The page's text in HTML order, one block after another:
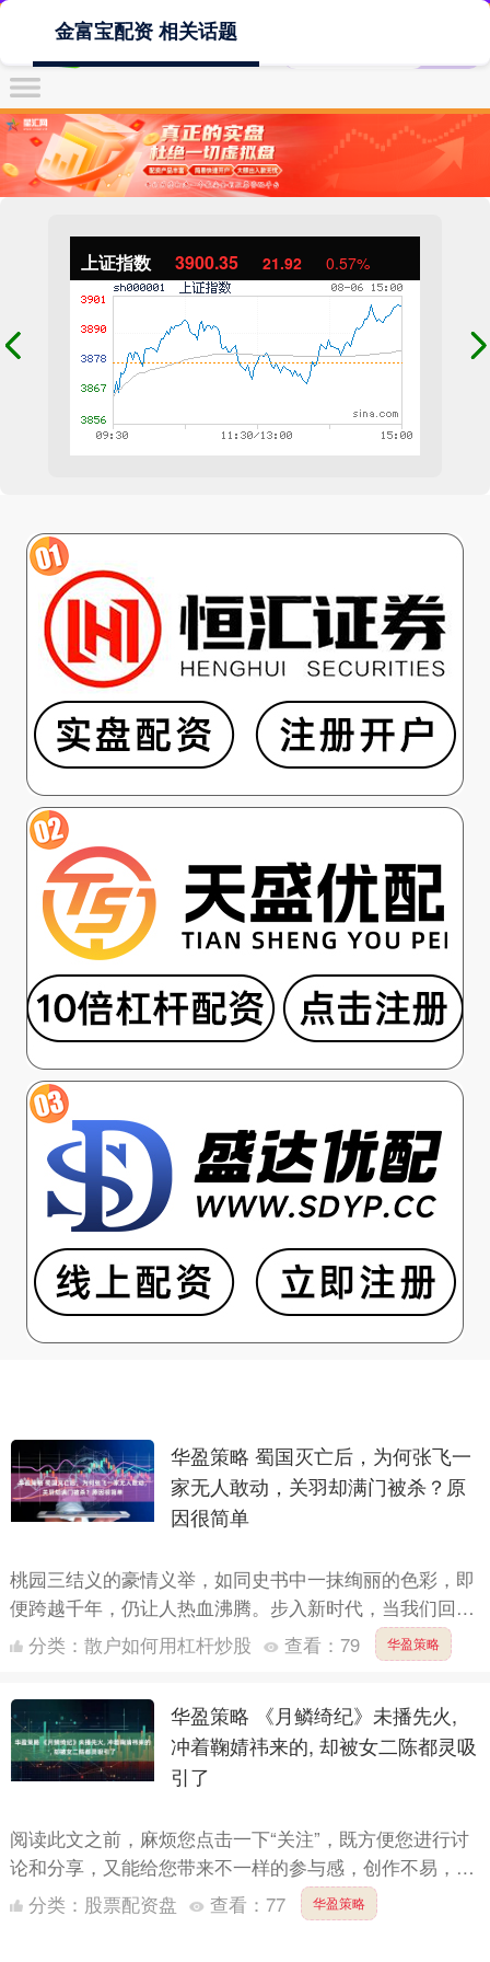
上证指数 3900.35 21.92 0.57%
金富宝配资 相关话题
华盈策略 蜀国灭亡后，为何张飞一
家无人敢动，关羽却满门被杀？原
因很简单
桃园三结义的豪情义举，如同史书中一抹绚丽的色彩，即
便跨越千年，仍让人热血沸腾。步入新时代，当我们回望
那纷繁复杂的历史洪流，不禁更为钦佩刘备、关羽、张飞
所营造的蜀....
分类： 散户如何用杠杆炒股 查看： 79 华盈策略
华盈策略 《月鳞绮纪》未播先火,
冲着鞠婧祎来的, 却被女二陈都灵吸
引了
阅读此文之前，麻烦您点击一下“关注”，既方便您进行讨
论和分享，又能给您带来不一样的参与感，创作不易，感
谢您的支持。 谁能想到啊，蹲了大半年的《月鳞绮纪》
官宣定档....
分类： 股票配资盘 查看： 77 华盈策略